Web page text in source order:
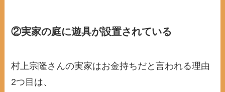
②実家の庭に遊具が設置されている
村上宗隆さんの実家はお金持ちだと言われる理由
2つ目は、